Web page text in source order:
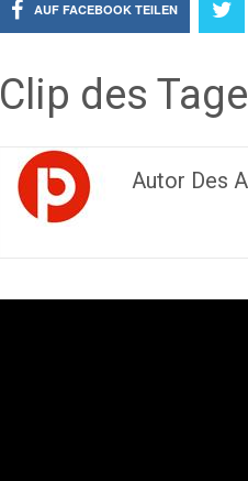
AUF FACEBOOK TEILEN
Clip des
Autor Des